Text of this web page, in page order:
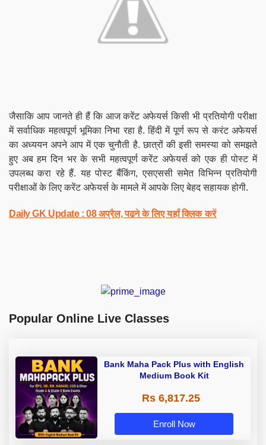
जैसाकि आप जानते ही हैं कि आज करेंट अफेयर्स किसी भी प्रतियोगी परीक्षा
में सर्वाधिक महत्वपूर्ण भूमिका निभा रहा है. हिंदी में पूर्ण रूप से करंट अफेयर्स
का अध्ययन अपने आप में एक चुनौती है. छात्रों की इसी समस्या को समझते
हुए अब हम दिन भर के सभी महत्वपूर्ण करेंट अफेयर्स को एक ही पोस्ट में
उपलब्ध करा रहे हैं. यह पोस्ट बैंकिंग, एसएससी समेत विभिन्न प्रतियोगी
परीक्षाओं के लिए करेंट अफेयर्स के मामले में आपके लिए बेहद सहायक होगी.
Daily GK Update : 08 अप्रैल, पढने के लिए यहाँ क्लिक करें
Popular Online Live Classes
Bank Maha Pack Plus with English
Medium Book Kit
Rs 6,817.25
Enroll Now